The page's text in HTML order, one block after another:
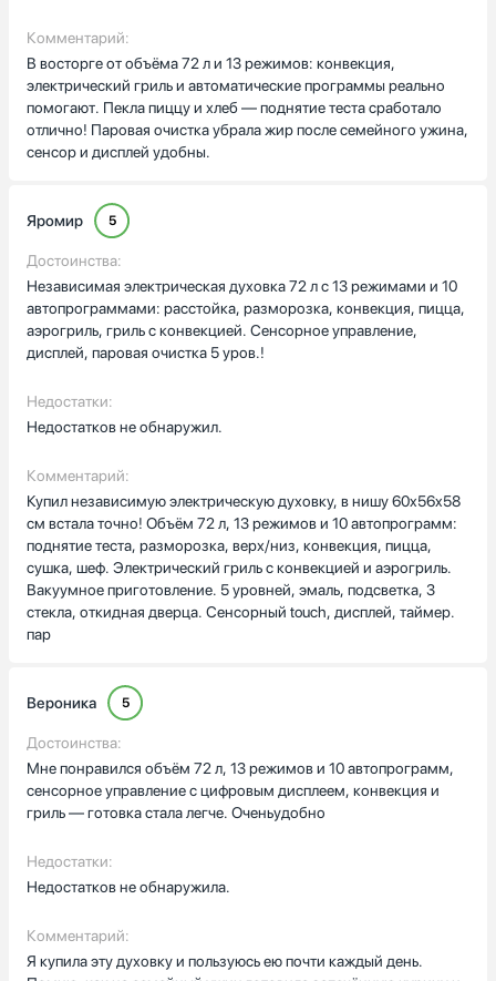
Комментарий:
В восторге от объёма 72 л и 13 режимов: конвекция,
электрический гриль и автоматические программы реально
помогают. Пекла пиццу и хлеб — поднятие теста сработало
отлично! Паровая очистка убрала жир после семейного ужина,
сенсор и дисплей удобны.
Яромир 5
Достоинства:
Независимая электрическая духовка 72 л с 13 режимами и 10
автопрограммами: расстойка, разморозка, конвекция, пицца,
аэрогриль, гриль с конвекцией. Сенсорное управление,
дисплей, паровая очистка 5 уров.!
Недостатки:
Недостатков не обнаружил.
Комментарий:
Купил независимую электрическую духовку, в нишу 60x56x58
см встала точно! Объём 72 л, 13 режимов и 10 автопрограмм:
поднятие теста, разморозка, верх/низ, конвекция, пицца,
сушка, шеф. Электрический гриль с конвекцией и аэрогриль.
Вакуумное приготовление. 5 уровней, эмаль, подсветка, 3
стекла, откидная дверца. Сенсорный touch, дисплей, таймер.
пар
Вероника 5
Достоинства:
Мне понравился объём 72 л, 13 режимов и 10 автопрограмм,
сенсорное управление с цифровым дисплеем, конвекция и
гриль — готовка стала легче. Оченьудобно
Недостатки:
Недостатков не обнаружила.
Комментарий:
Я купила эту духовку и пользуюсь ею почти каждый день.